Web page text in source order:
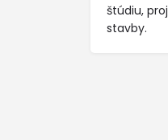
štúdiu,
stavby.